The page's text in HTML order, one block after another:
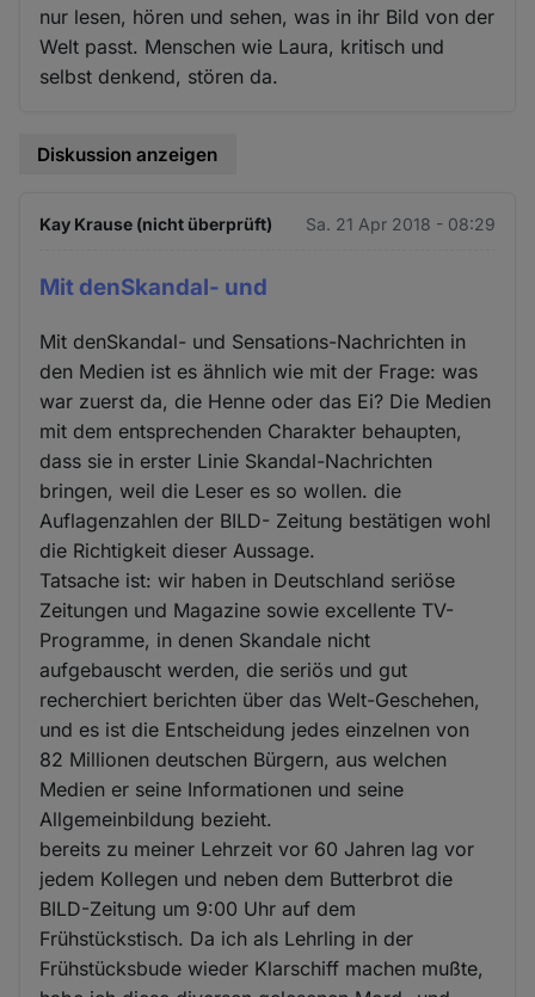
nur lesen, hören und sehen, was in ihr Bild von der
Welt passt. Menschen wie Laura, kritisch und
selbst denkend, stören da.
Diskussion anzeigen
Kay Krause (nicht überprüft) Sa. 21 Apr 2018 - 08:29
Mit denSkandal- und
Mit denSkandal- und Sensations-Nachrichten in
den Medien ist es ähnlich wie mit der Frage: was
war zuerst da, die Henne oder das Ei? Die Medien
mit dem entsprechenden Charakter behaupten,
dass sie in erster Linie Skandal-Nachrichten
bringen, weil die Leser es so wollen. die
Auflagenzahlen der BILD- Zeitung bestätigen wohl
die Richtigkeit dieser Aussage.
Tatsache ist: wir haben in Deutschland seriöse
Zeitungen und Magazine sowie excellente TV-
Programme, in denen Skandale nicht
aufgebauscht werden, die seriös und gut
recherchiert berichten über das Welt-Geschehen,
und es ist die Entscheidung jedes einzelnen von
82 Millionen deutschen Bürgern, aus welchen
Medien er seine Informationen und seine
Allgemeinbildung bezieht.
bereits zu meiner Lehrzeit vor 60 Jahren lag vor
jedem Kollegen und neben dem Butterbrot die
BILD-Zeitung um 9:00 Uhr auf dem
Frühstückstisch. Da ich als Lehrling in der
Frühstücksbude wieder Klarschiff machen mußte,